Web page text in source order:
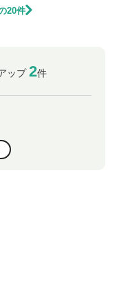
20件
ップ2件